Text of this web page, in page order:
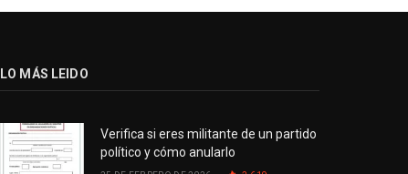
LO MÁS LEIDO
Verifica si eres militante de un partido
político y cómo anularlo